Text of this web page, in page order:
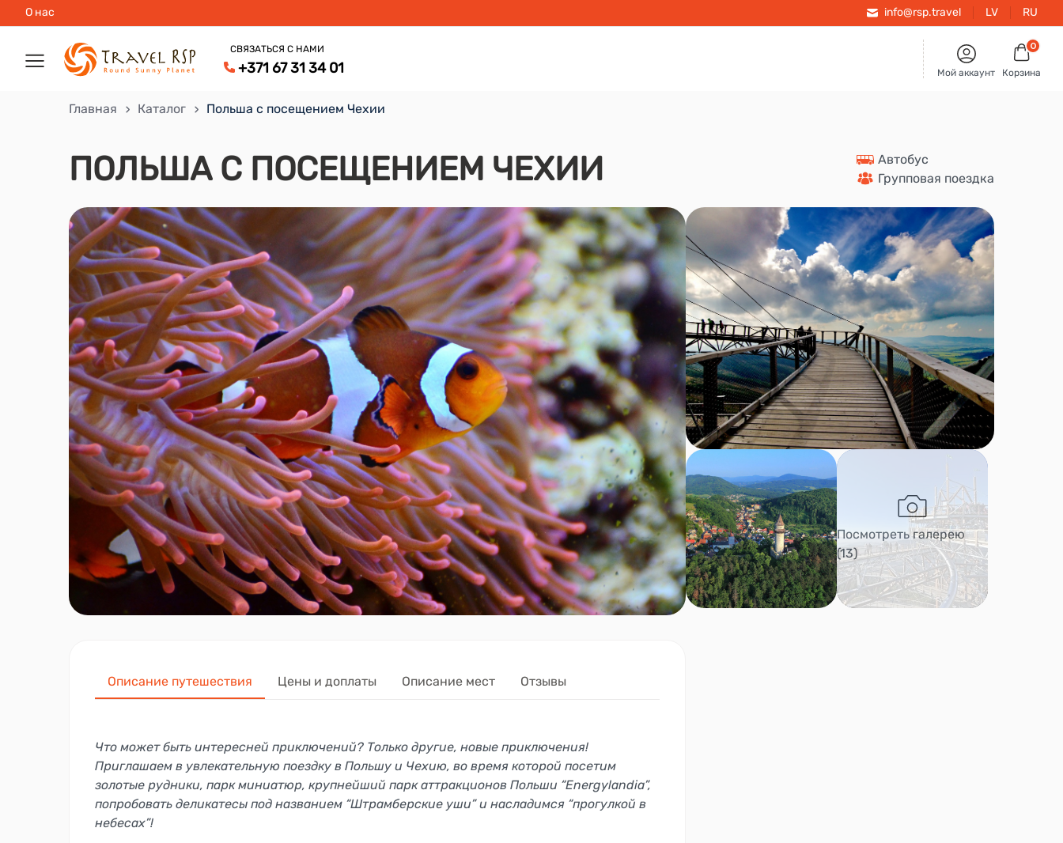
О нас info@rsp.travel LV RU
СВЯЗАТЬСЯ С НАМИ
+371 67 31 34 01 Мой аккаунт
0
Корзина
Главная Каталог Польша с посещением Чехии
ПОЛЬША С ПОСЕЩЕНИЕМ ЧЕХИИ
Автобус
Групповая поездка
Посмотреть галерею
(13)
Описание путешествия Цены и доплаты Описание мест Отзывы
Что может быть интересней приключений? Только другие, новые приключения!
Приглашаем в увлекательную поездку в Польшу и Чехию, во время которой посетим
золотые рудники, парк миниатюр, крупнейший парк аттракционов Польши “Energylandia”,
попробовать деликатесы под названием “Штрамберские уши” и насладимся “прогулкой в
небесах”!